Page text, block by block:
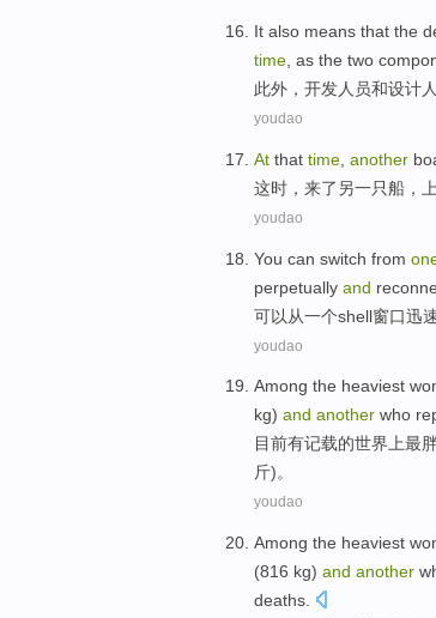
It also means that the
time as the two
此外 ， 开发人员和设计
youdao
At that time another
这时 ， 来了 另一只船 ，
youdao
You can switch from
perpetually and
可以 从一个shell窗口迅
youdao
Among the heaviest
kg) and another who
目前有记载的世界上最
斤)。
youdao
Among the heaviest
(816 kg) and another
deaths